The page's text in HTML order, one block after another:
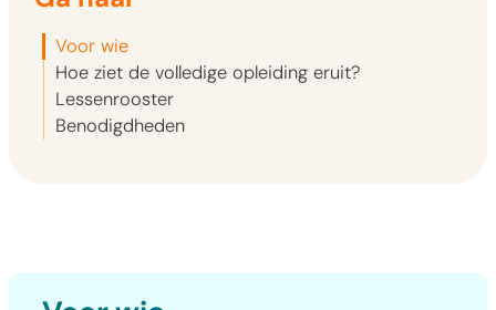
Voor wie
Hoe ziet de volledige opleiding eruit?
Lessenrooster
Benodigdheden